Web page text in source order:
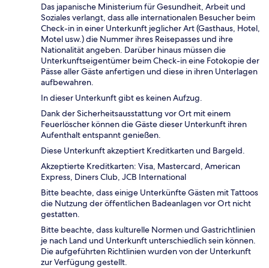
Das japanische Ministerium für Gesundheit, Arbeit und
Soziales verlangt, dass alle internationalen Besucher beim
Check-in in einer Unterkunft jeglicher Art (Gasthaus, Hotel,
Motel usw.) die Nummer ihres Reisepasses und ihre
Nationalität angeben. Darüber hinaus müssen die
Unterkunftseigentümer beim Check-in eine Fotokopie der
Pässe aller Gäste anfertigen und diese in ihren Unterlagen
aufbewahren.
In dieser Unterkunft gibt es keinen Aufzug.
Dank der Sicherheitsausstattung vor Ort mit einem
Feuerlöscher können die Gäste dieser Unterkunft ihren
Aufenthalt entspannt genießen.
Diese Unterkunft akzeptiert Kreditkarten und Bargeld.
Akzeptierte Kreditkarten: Visa, Mastercard, American
Express, Diners Club, JCB International
Bitte beachte, dass einige Unterkünfte Gästen mit Tattoos
die Nutzung der öffentlichen Badeanlagen vor Ort nicht
gestatten.
Bitte beachte, dass kulturelle Normen und Gastrichtlinien
je nach Land und Unterkunft unterschiedlich sein können.
Die aufgeführten Richtlinien wurden von der Unterkunft
zur Verfügung gestellt.